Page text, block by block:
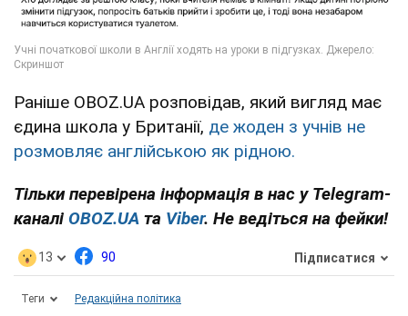
Раніше OBOZ.UA розповідав, який вигляд має
єдина школа у Британії, де жоден з учнів не
розмовляє англійською як рідною.
Тільки перевірена інформація в нас у Telegram-
каналі OBOZ.UA та Viber. Не ведіться на фейки!
13 90 Підписатися
Теги Редакційна політика